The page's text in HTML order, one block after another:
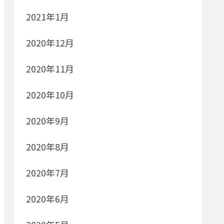
2021年1月
2020年12月
2020年11月
2020年10月
2020年9月
2020年8月
2020年7月
2020年6月